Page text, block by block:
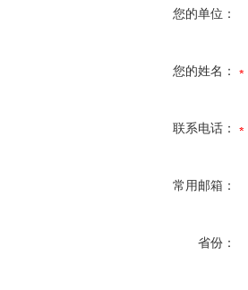
您的单位：
您的姓名：
联系电话：
常用邮箱：
省份：